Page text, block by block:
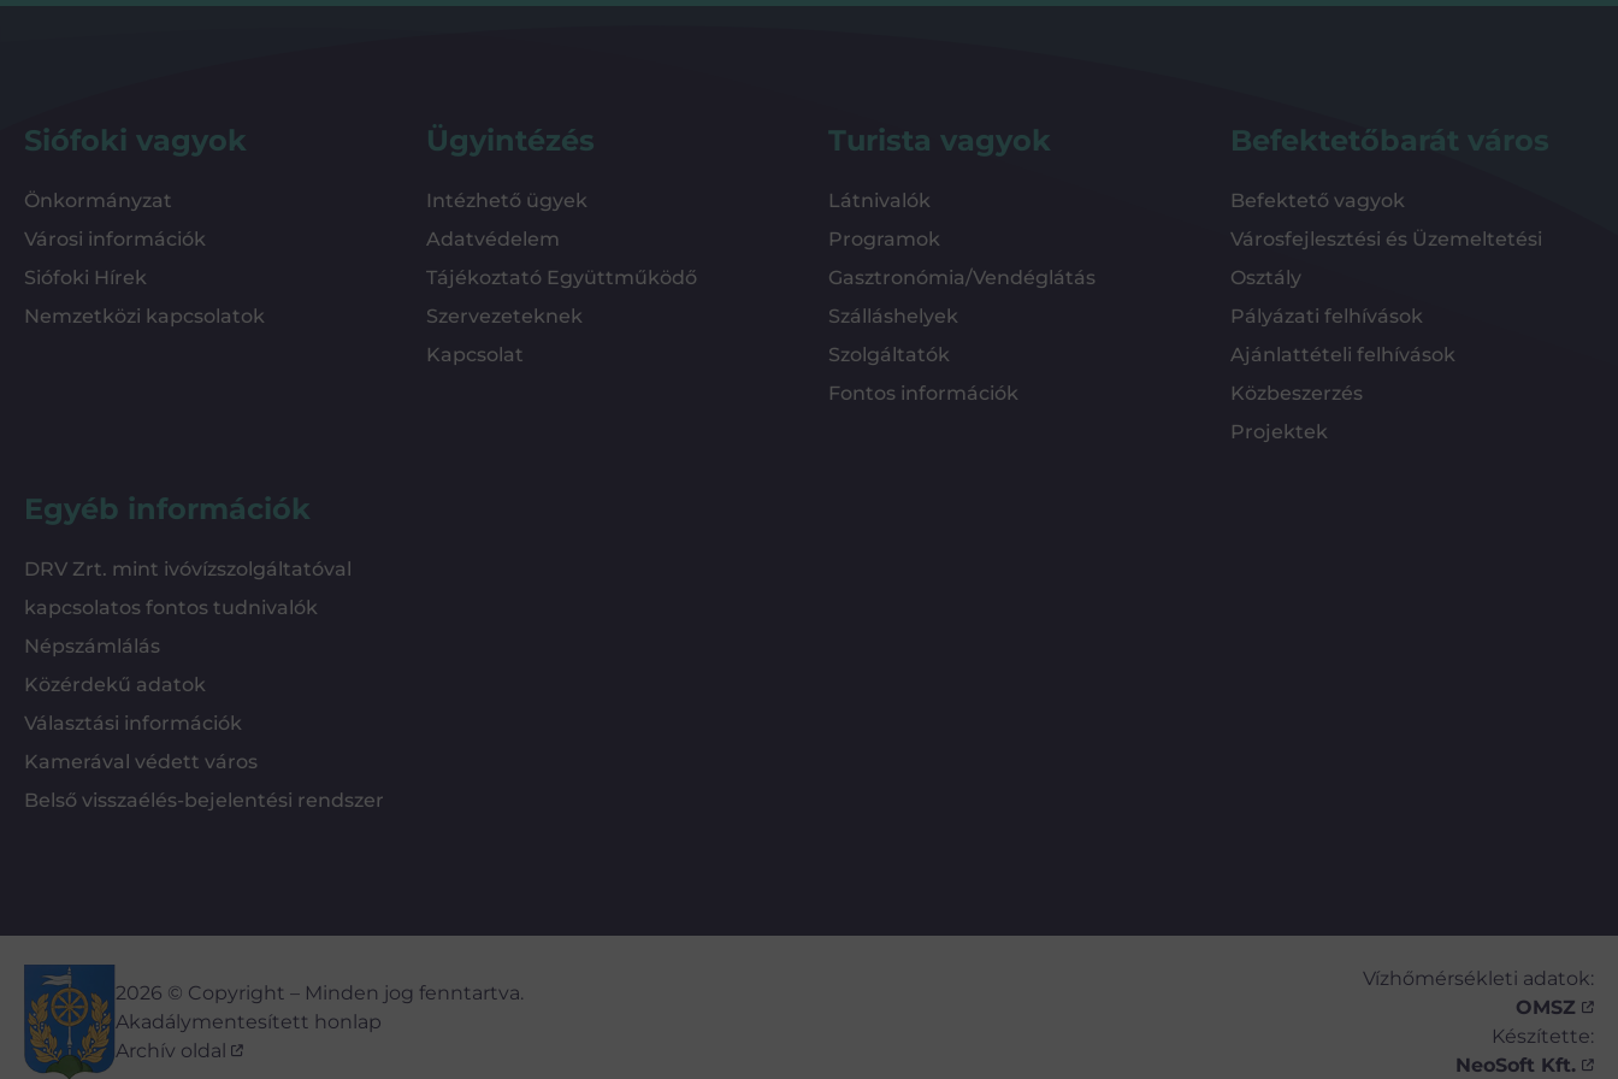
Siófoki vagyok
Önkormányzat
Városi információk
Siófoki Hírek
Nemzetközi kapcsolatok
Ügyintézés
Intézhető ügyek
Adatvédelem
Tájékoztató Együttműködő
Szervezeteknek
Kapcsolat
Turista vagyok
Látnivalók
Programok
Gasztronómia/Vendéglátás
Szálláshelyek
Szolgáltatók
Fontos információk
Befektetőbarát város
Befektető vagyok
Városfejlesztési és Üzemeltetési
Osztály
Pályázati felhívások
Ajánlattételi felhívások
Közbeszerzés
Projektek
Egyéb információk
DRV Zrt. mint ivóvízszolgáltatóval
kapcsolatos fontos tudnivalók
Népszámlálás
Közérdekű adatok
Választási információk
Kamerával védett város
Belső visszaélés-bejelentési rendszer
2026 © Copyright – Minden jog fenntartva.
Akadálymentesített honlap
Archív oldal
Vízhőmérsékleti adatok:
OMSZ
Készítette:
NeoSoft Kft.